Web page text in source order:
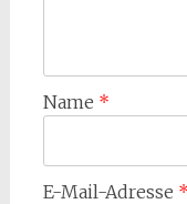
Name *
E-Mail-Adresse *